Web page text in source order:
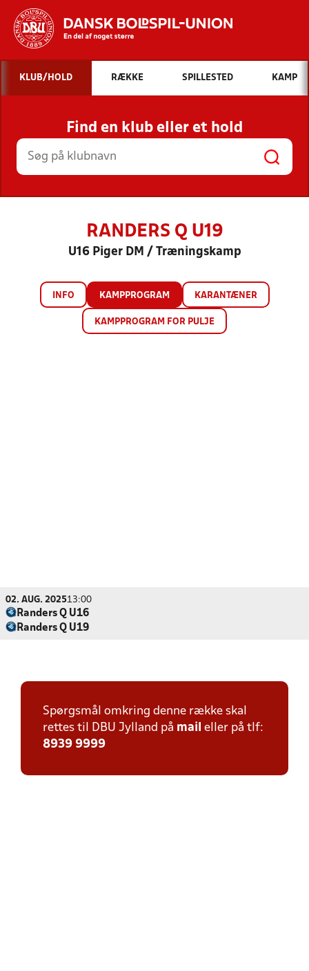
Hvad vil du søge efter?
INDHOLD OG NYHEDER
STILLINGER, RESULTATER, KLUBBER OG
HOLD
KLUB/HOLD RÆKKE SPILLESTED KAMP
Find en klub eller et hold
RANDERS Q U19
U16 Piger DM / Træningskamp
INFO KAMPPROGRAM KARANTÆNER
KAMPPROGRAM FOR PULJE
02. AUG. 202513:00
Randers Q U16
Randers Q U19
Spørgsmål omkring denne række skal
rettes til DBU Jylland på mail eller på tlf:
8939 9999